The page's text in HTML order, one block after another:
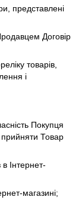
представлені
Договір
товарів,
і
Покупця
прийняти Товар
Інтернет-
магазині;